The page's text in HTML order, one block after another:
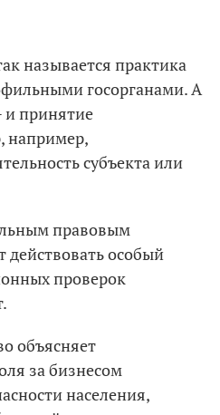
называется практика
госорганами. А
и принятие
например,
субъекта или
правовым
особый
проверок
объясняет
за бизнесом
населения,